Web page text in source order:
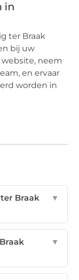
in
ter Braak
bij uw
neem
en ervaar
worden in
Braak
▼
▼